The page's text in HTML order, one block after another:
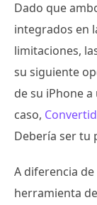
Dado que
integrados en
limitaciones,
su siguiente
de su iPhone a
caso,
Debería ser tu
A diferencia de
herramienta